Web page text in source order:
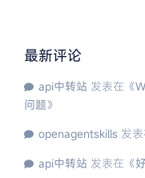
最新评论
api中转站 发表在《
问题》
openagentskills 发
api中转站 发表在《